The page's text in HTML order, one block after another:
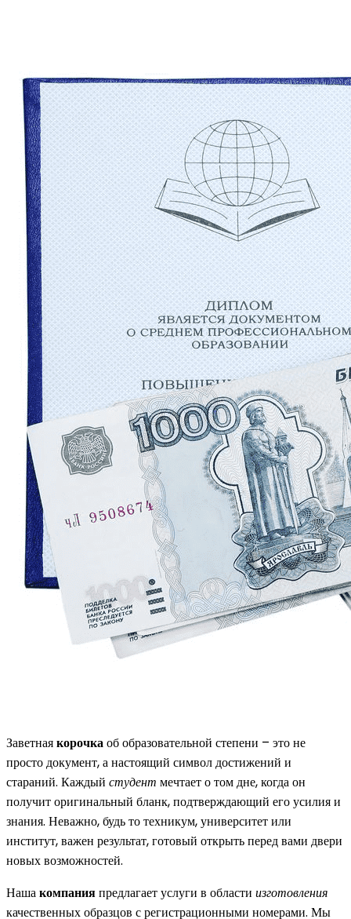
Заветнаякорочкаоб образовательной степени – это не
просто документ, а настоящий символ достижений и
стараний. Каждый студент мечтает о том дне, когда он
получит оригинальный бланк, подтверждающий его усилия и
знания. Неважно, будь то техникум, университет или
институт, важен результат, готовый открыть перед вами двери
новых возможностей.
Нашакомпанияпредлагает услуги в области изготовления
качественных образцов с регистрационными номерами. Мы